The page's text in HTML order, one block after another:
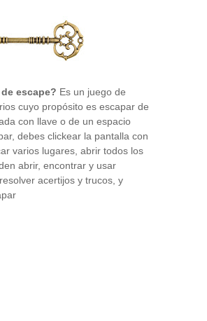
escape? Es un juego de
cuyo propósito es escapar de
con llave o de un espacio
debes clickear la pantalla con
varios lugares, abrir todos los
abrir, encontrar y usar
acertijos y trucos, y